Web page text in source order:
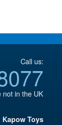
Call us:
not in the UK
Kapow Toys